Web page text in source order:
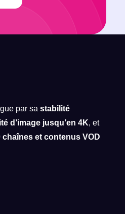
par sa stabilité
d’image jusqu’en 4K, et
chaînes et contenus VOD